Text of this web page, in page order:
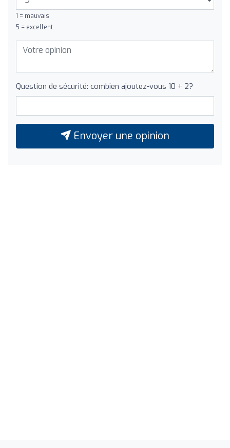
1 = mauvais
5 = excellent
Question de sécurité: combien ajoutez-vous 10 + 2?
Envoyer une opinion